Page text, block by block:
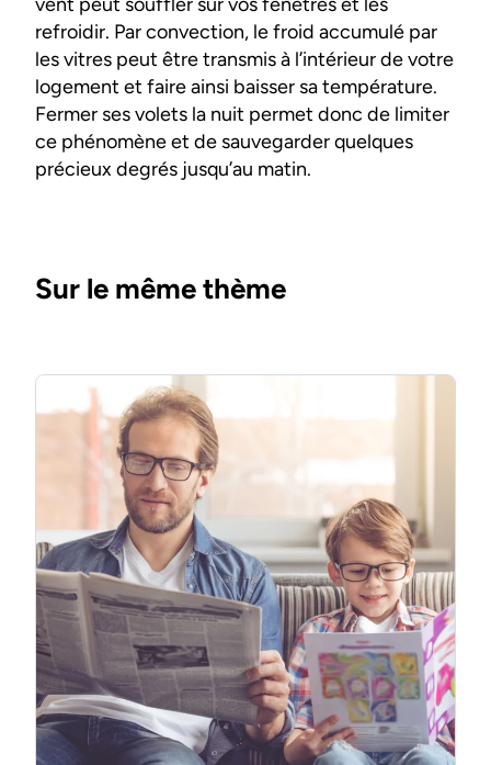
refroidir. Par convection, le froid accumulé par
les vitres peut être transmis à l’intérieur de votre
logement et faire ainsi baisser sa température.
Fermer ses volets la nuit permet donc de limiter
ce phénomène et de sauvegarder quelques
précieux degrés jusqu’au matin.
Sur le même thème